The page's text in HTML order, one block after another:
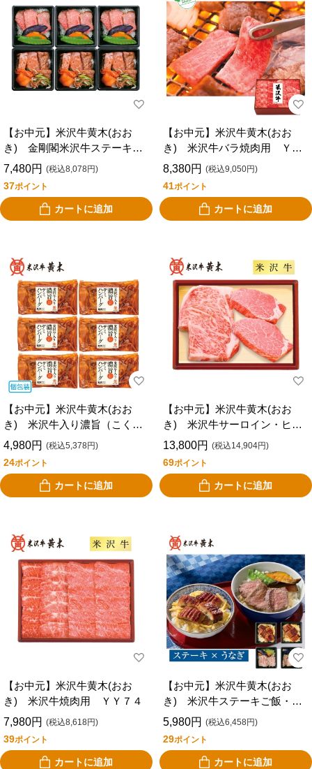
【お中元】米沢牛黄木(おお
き) 金剛閣米沢牛ステーキ・
焼肉ご飯 ＳＹＧ６５
7,480円 (税込8,078円)
37ポイント
カートに追加
【お中元】米沢牛黄木(おお
き) 米沢牛バラ焼肉用 ＹＹ
８０
8,380円 (税込9,050円)
41ポイント
カートに追加
【お中元】米沢牛黄木(おお
き) 米沢牛入り濃旨（こくう
ま）デミハンバーグ ＹＤＨ
4,980円 (税込5,378円)
24ポイント
カートに追加
【お中元】米沢牛黄木(おお
き) 米沢牛サーロイン・ヒレ
ステーキ ＹＳＳ１４５
13,800円 (税込14,904円)
69ポイント
カートに追加
【お中元】米沢牛黄木(おお
き) 米沢牛焼肉用 ＹＹ７４
7,980円 (税込8,618円)
39ポイント
カートに追加
【お中元】米沢牛黄木(おお
き) 米沢牛ステーキご飯・鰻
ご飯セット ＳＵＧ５０
5,980円 (税込6,458円)
29ポイント
カートに追加